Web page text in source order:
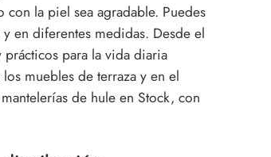
la piel sea agradable. Puedes
en diferentes medidas. Desde el
prácticos para la vida diaria
muebles de terraza y en el
de hule en Stock, con